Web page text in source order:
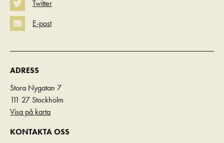
Twitter
E-post
ADRESS
Stora Nygatan 7
111 27 Stockholm
Visa på karta
KONTAKTA OSS